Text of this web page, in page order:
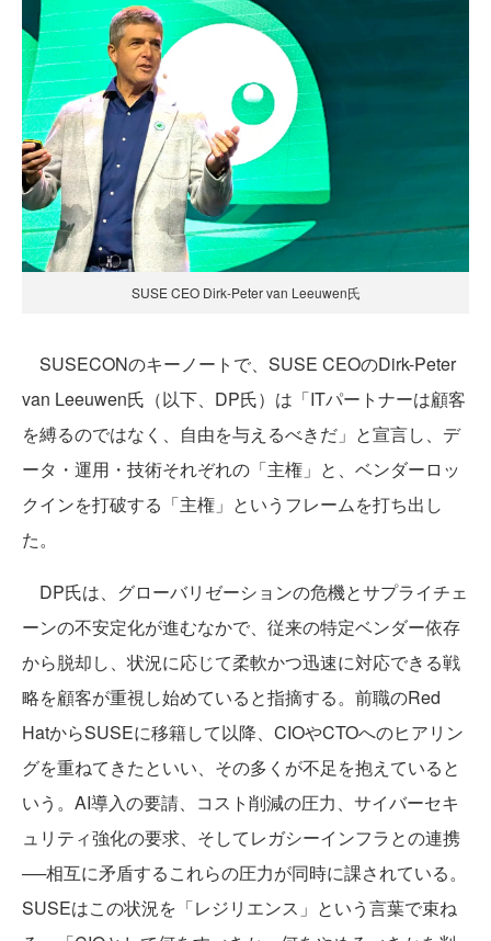
SUSE CEO Dirk-Peter van Leeuwen氏
SUSECONのキーノートで、SUSE CEOのDirk-Peter
van Leeuwen氏（以下、DP氏）は「ITパートナーは顧客
を縛るのではなく、自由を与えるべきだ」と宣言し、デ
ータ・運用・技術それぞれの「主権」と、ベンダーロッ
クインを打破する「主権」というフレームを打ち出し
た。
DP氏は、グローバリゼーションの危機とサプライチェ
ーンの不安定化が進むなかで、従来の特定ベンダー依存
から脱却し、状況に応じて柔軟かつ迅速に対応できる戦
略を顧客が重視し始めていると指摘する。前職のRed
HatからSUSEに移籍して以降、CIOやCTOへのヒアリン
グを重ねてきたといい、その多くが不足を抱えていると
いう。AI導入の要請、コスト削減の圧力、サイバーセキ
ュリティ強化の要求、そしてレガシーインフラとの連携
──相互に矛盾するこれらの圧力が同時に課されている。
SUSEはこの状況を「レジリエンス」という言葉で束ね